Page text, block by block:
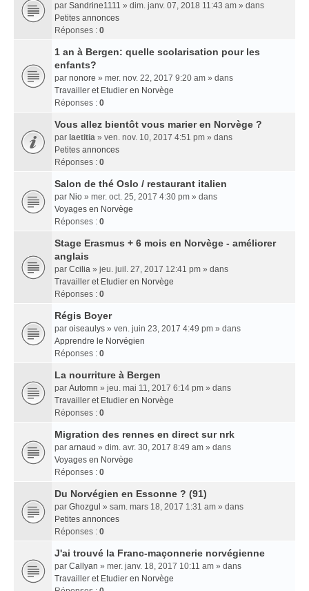
par Sandrine1111 » dim. janv. 07, 2018 11:43 am » dans
Petites annonces
Réponses : 0
1 an à Bergen: quelle scolarisation pour les
enfants?
par nonore » mer. nov. 22, 2017 9:20 am » dans
Travailler et Etudier en Norvège
Réponses : 0
Vous allez bientôt vous marier en Norvège ?
par laetitia » ven. nov. 10, 2017 4:51 pm » dans
Petites annonces
Réponses : 0
Salon de thé Oslo / restaurant italien
par Nio » mer. oct. 25, 2017 4:30 pm » dans
Voyages en Norvège
Réponses : 0
Stage Erasmus + 6 mois en Norvège - améliorer
anglais
par Ccilia » jeu. juil. 27, 2017 12:41 pm » dans
Travailler et Etudier en Norvège
Réponses : 0
Régis Boyer
par oiseaulys » ven. juin 23, 2017 4:49 pm » dans
Apprendre le Norvégien
Réponses : 0
La nourriture à Bergen
par Automn » jeu. mai 11, 2017 6:14 pm » dans
Travailler et Etudier en Norvège
Réponses : 0
Migration des rennes en direct sur nrk
par arnaud » dim. avr. 30, 2017 8:49 am » dans
Voyages en Norvège
Réponses : 0
Du Norvégien en Essonne ? (91)
par Ghozgul » sam. mars 18, 2017 1:31 am » dans
Petites annonces
Réponses : 0
J'ai trouvé la Franc-maçonnerie norvégienne
par Callyan » mer. janv. 18, 2017 10:11 am » dans
Travailler et Etudier en Norvège